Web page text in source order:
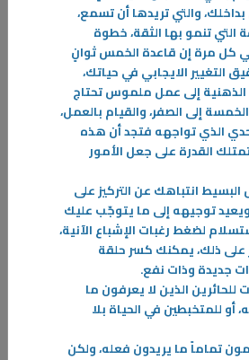
الوطنية، تتجدد مشاعر الفخر والانتماء، ويعلو
في جوهرها
والتي تريدها أن تسمع،
تنمو بها الثقة، خطوة
كل مرة إن قاعدة الخمس ثوانٍ
التغيير الايجابي في حياتك،
إلى عمل ملموس تحتاج
إلى الصفر، والقيام بالعمل،
الذي تواجهه فتجد أن هذه
القدرة على جعل الأمور
انتباهك عن التركيز على
توجيهه إلى ما يتوجّب عليك
لضغط رغبات الإشباع الآنية،
على ذلك، يمكنك كسر حلقة
جديدة وذات نفع.
الذين لا يعرفون ما
أو للمتخبطين في الحياة بلا
تماماً ما يريدون فعله، ولكن